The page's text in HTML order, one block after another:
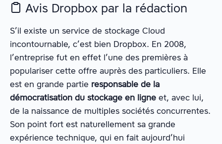
Avis Dropbox par la rédaction
S’il existe un service de stockage Cloud
incontournable, c’est bien Dropbox. En 2008,
l’entreprise fut en effet l’une des premières à
populariser cette offre auprès des particuliers. Elle
est en grande partie responsable de la
démocratisation du stockage en ligne et, avec lui,
de la naissance de multiples sociétés concurrentes.
Son point fort est naturellement sa grande
expérience technique, qui en fait aujourd’hui